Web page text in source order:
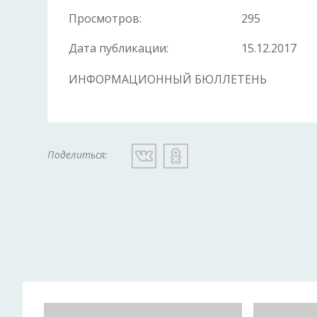
Просмотров:
295
Дата публикации:
15.12.2017
ИНФОРМАЦИОННЫЙ
Поделиться: